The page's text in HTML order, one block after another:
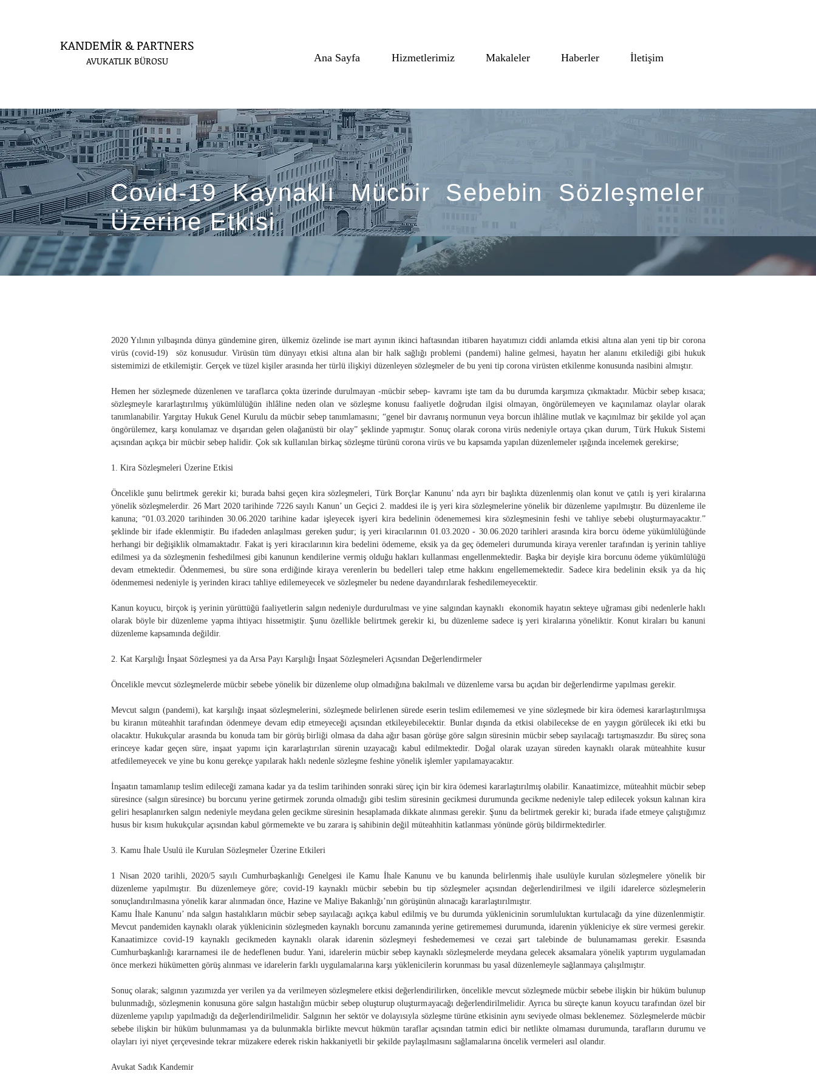
KANDEMİR & PARTNERS
AVUKATLIK BÜROSU Ana Sayfa Hizmetlerimiz Makaleler Haberler İletişim
Covid-19 Kaynaklı Mücbir Sebebin Sözleşmeler
Üzerine Etkisi
2020 Yılının yılbaşında dünya gündemine giren, ülkemiz özelinde ise mart ayının ikinci haftasından itibaren hayatımızı ciddi anlamda etkisi altına alan yeni tip bir corona
virüs (covid-19) söz konusudur. Virüsün tüm dünyayı etkisi altına alan bir halk sağlığı problemi (pandemi) haline gelmesi, hayatın her alanını etkilediği gibi hukuk
sistemimizi de etkilemiştir. Gerçek ve tüzel kişiler arasında her türlü ilişkiyi düzenleyen sözleşmeler de bu yeni tip corona virüsten etkilenme konusunda nasibini almıştır.
Hemen her sözleşmede düzenlenen ve taraflarca çokta üzerinde durulmayan -mücbir sebep- kavramı işte tam da bu durumda karşımıza çıkmaktadır. Mücbir sebep kısaca;
sözleşmeyle kararlaştırılmış yükümlülüğün ihlâline neden olan ve sözleşme konusu faaliyetle doğrudan ilgisi olmayan, öngörülemeyen ve kaçınılamaz olaylar olarak
tanımlanabilir. Yargıtay Hukuk Genel Kurulu da mücbir sebep tanımlamasını; “genel bir davranış normunun veya borcun ihlâline mutlak ve kaçınılmaz bir şekilde yol açan
öngörülemez, karşı konulamaz ve dışarıdan gelen olağanüstü bir olay” şeklinde yapmıştır. Sonuç olarak corona virüs nedeniyle ortaya çıkan durum, Türk Hukuk Sistemi
açısından açıkça bir mücbir sebep halidir. Çok sık kullanılan birkaç sözleşme türünü corona virüs ve bu kapsamda yapılan düzenlemeler ışığında incelemek gerekirse;
1. Kira Sözleşmeleri Üzerine Etkisi
Öncelikle şunu belirtmek gerekir ki; burada bahsi geçen kira sözleşmeleri, Türk Borçlar Kanunu’ nda ayrı bir başlıkta düzenlenmiş olan konut ve çatılı iş yeri kiralarına
yönelik sözleşmelerdir. 26 Mart 2020 tarihinde 7226 sayılı Kanun’ un Geçici 2. maddesi ile iş yeri kira sözleşmelerine yönelik bir düzenleme yapılmıştır. Bu düzenleme ile
kanuna; “01.03.2020 tarihinden 30.06.2020 tarihine kadar işleyecek işyeri kira bedelinin ödenememesi kira sözleşmesinin feshi ve tahliye sebebi oluşturmayacaktır.”
şeklinde bir ifade eklenmiştir. Bu ifadeden anlaşılması gereken şudur; iş yeri kiracılarının 01.03.2020 - 30.06.2020 tarihleri arasında kira borcu ödeme yükümlülüğünde
herhangi bir değişiklik olmamaktadır. Fakat iş yeri kiracılarının kira bedelini ödememe, eksik ya da geç ödemeleri durumunda kiraya verenler tarafından iş yerinin tahliye
edilmesi ya da sözleşmenin feshedilmesi gibi kanunun kendilerine vermiş olduğu hakları kullanması engellenmektedir. Başka bir deyişle kira borcunu ödeme yükümlülüğü
devam etmektedir. Ödenmemesi, bu süre sona erdiğinde kiraya verenlerin bu bedelleri talep etme hakkını engellememektedir. Sadece kira bedelinin eksik ya da hiç
ödenmemesi nedeniyle iş yerinden kiracı tahliye edilemeyecek ve sözleşmeler bu nedene dayandırılarak feshedilemeyecektir.
Kanun koyucu, birçok iş yerinin yürüttüğü faaliyetlerin salgın nedeniyle durdurulması ve yine salgından kaynaklı ekonomik hayatın sekteye uğraması gibi nedenlerle haklı
olarak böyle bir düzenleme yapma ihtiyacı hissetmiştir. Şunu özellikle belirtmek gerekir ki, bu düzenleme sadece iş yeri kiralarına yöneliktir. Konut kiraları bu kanuni
düzenleme kapsamında değildir.
2. Kat Karşılığı İnşaat Sözleşmesi ya da Arsa Payı Karşılığı İnşaat Sözleşmeleri Açısından Değerlendirmeler
Öncelikle mevcut sözleşmelerde mücbir sebebe yönelik bir düzenleme olup olmadığına bakılmalı ve düzenleme varsa bu açıdan bir değerlendirme yapılması gerekir.
Mevcut salgın (pandemi), kat karşılığı inşaat sözleşmelerini, sözleşmede belirlenen sürede eserin teslim edilememesi ve yine sözleşmede bir kira ödemesi kararlaştırılmışsa
bu kiranın müteahhit tarafından ödenmeye devam edip etmeyeceği açısından etkileyebilecektir. Bunlar dışında da etkisi olabilecekse de en yaygın görülecek iki etki bu
olacaktır. Hukukçular arasında bu konuda tam bir görüş birliği olmasa da daha ağır basan görüşe göre salgın süresinin mücbir sebep sayılacağı tartışmasızdır. Bu süreç sona
erinceye kadar geçen süre, inşaat yapımı için kararlaştırılan sürenin uzayacağı kabul edilmektedir. Doğal olarak uzayan süreden kaynaklı olarak müteahhite kusur
atfedilemeyecek ve yine bu konu gerekçe yapılarak haklı nedenle sözleşme feshine yönelik işlemler yapılamayacaktır.
İnşaatın tamamlanıp teslim edileceği zamana kadar ya da teslim tarihinden sonraki süreç için bir kira ödemesi kararlaştırılmış olabilir. Kanaatimizce, müteahhit mücbir sebep
süresince (salgın süresince) bu borcunu yerine getirmek zorunda olmadığı gibi teslim süresinin gecikmesi durumunda gecikme nedeniyle talep edilecek yoksun kalınan kira
geliri hesaplanırken salgın nedeniyle meydana gelen gecikme süresinin hesaplamada dikkate alınması gerekir. Şunu da belirtmek gerekir ki; burada ifade etmeye çalıştığımız
husus bir kısım hukukçular açısından kabul görmemekte ve bu zarara iş sahibinin değil müteahhitin katlanması yönünde görüş bildirmektedirler.
3. Kamu İhale Usulü ile Kurulan Sözleşmeler Üzerine Etkileri
1 Nisan 2020 tarihli, 2020/5 sayılı Cumhurbaşkanlığı Genelgesi ile Kamu İhale Kanunu ve bu kanunda belirlenmiş ihale usulüyle kurulan sözleşmelere yönelik bir
düzenleme yapılmıştır. Bu düzenlemeye göre; covid-19 kaynaklı mücbir sebebin bu tip sözleşmeler açısından değerlendirilmesi ve ilgili idarelerce sözleşmelerin
sonuçlandırılmasına yönelik karar alınmadan önce, Hazine ve Maliye Bakanlığı’nın görüşünün alınacağı kararlaştırılmıştır.
Kamu İhale Kanunu’ nda salgın hastalıkların mücbir sebep sayılacağı açıkça kabul edilmiş ve bu durumda yüklenicinin sorumluluktan kurtulacağı da yine düzenlenmiştir.
Mevcut pandemiden kaynaklı olarak yüklenicinin sözleşmeden kaynaklı borcunu zamanında yerine getirememesi durumunda, idarenin yükleniciye ek süre vermesi gerekir.
Kanaatimizce covid-19 kaynaklı gecikmeden kaynaklı olarak idarenin sözleşmeyi feshedememesi ve cezai şart talebinde de bulunamaması gerekir. Esasında
Cumhurbaşkanlığı kararnamesi ile de hedeflenen budur. Yani, idarelerin mücbir sebep kaynaklı sözleşmelerde meydana gelecek aksamalara yönelik yaptırım uygulamadan
önce merkezi hükümetten görüş alınması ve idarelerin farklı uygulamalarına karşı yüklenicilerin korunması bu yasal düzenlemeyle sağlanmaya çalışılmıştır.
Sonuç olarak; salgının yazımızda yer verilen ya da verilmeyen sözleşmelere etkisi değerlendirilirken, öncelikle mevcut sözleşmede mücbir sebebe ilişkin bir hüküm bulunup
bulunmadığı, sözleşmenin konusuna göre salgın hastalığın mücbir sebep oluşturup oluşturmayacağı değerlendirilmelidir. Ayrıca bu süreçte kanun koyucu tarafından özel bir
düzenleme yapılıp yapılmadığı da değerlendirilmelidir. Salgının her sektör ve dolayısıyla sözleşme türüne etkisinin aynı seviyede olması beklenemez. Sözleşmelerde mücbir
sebebe ilişkin bir hüküm bulunmaması ya da bulunmakla birlikte mevcut hükmün taraflar açısından tatmin edici bir netlikte olmaması durumunda, tarafların durumu ve
olayları iyi niyet çerçevesinde tekrar müzakere ederek riskin hakkaniyetli bir şekilde paylaşılmasını sağlamalarına öncelik vermeleri asıl olandır.
Avukat Sadık Kandemir